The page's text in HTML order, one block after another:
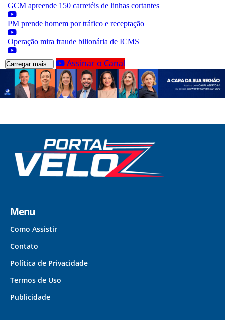
GCM apreende 150 carretéis de linhas cortantes
PM prende homem por tráfico e receptação
Operação mira fraude bilionária de ICMS
Carregar mais... Assinar o Canal
Menu
Como Assistir
Contato
Política de Privacidade
Termos de Uso
Publicidade